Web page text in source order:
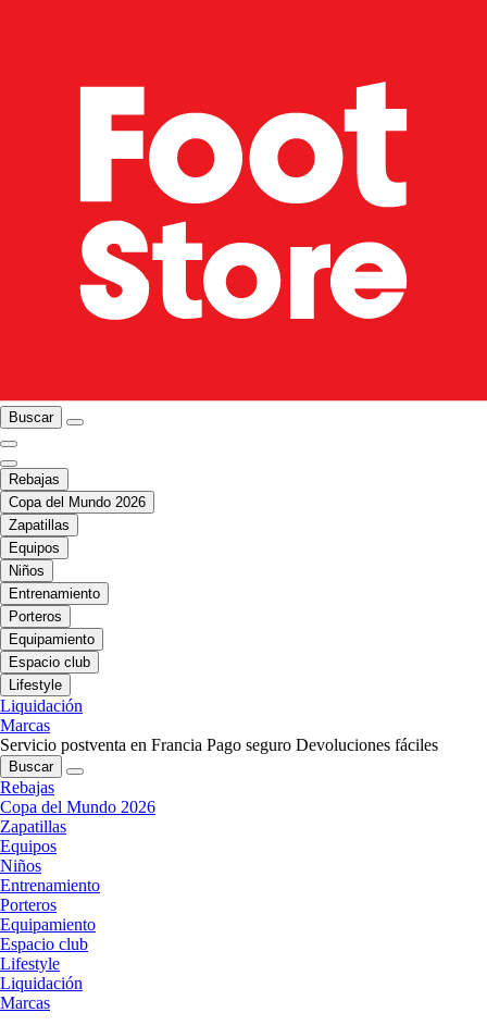
Buscar
Rebajas
Copa del Mundo 2026
Zapatillas
Equipos
Niños
Entrenamiento
Porteros
Equipamiento
Espacio club
Lifestyle
Liquidación
Marcas
Servicio postventa en Francia Pago seguro Devoluciones fáciles
Buscar
Rebajas
Copa del Mundo 2026
Zapatillas
Equipos
Niños
Entrenamiento
Porteros
Equipamiento
Espacio club
Lifestyle
Liquidación
Marcas